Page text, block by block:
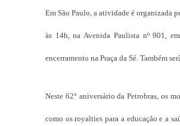
Em São Paulo, a atividade é organizada
às 14h, na Avenida Paulista nº 901,
encerramento na Praça da Sé. Também
Neste 62° aniversário da Petrobras, os
como os royalties para a educação e a